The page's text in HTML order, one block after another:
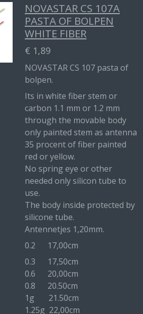
NOVASTAR CS 107A
PASTA OF BOLPEN
WHITE FIBER
€ 1,89
NOVASTAR CS 107 pasta of
bolpen.
Its in white fiber stem or
carbon 1.1 mm or 1.2 mm
through the movable body
only painted stem as antenna
35 procent of fiber painted
red or yellow.
No spring eye or other
needed only silicon tube to
use.
The body inside protected by
silicone tube.
Antennetjes 1,20mm.
0.2 17,00cm
0.3 17,50cm
0.6 20,00cm
0.8 20.50cm
1g 21.50cm
1.25g 22,00cm